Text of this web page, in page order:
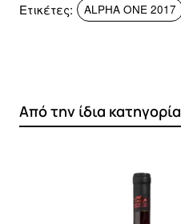
Ετικέτες: ALPHA ONE 2017
Από την ίδια κατηγορία